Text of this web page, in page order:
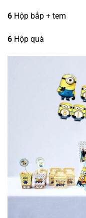
6 Hộp bắp + tem
6 Hộp quà